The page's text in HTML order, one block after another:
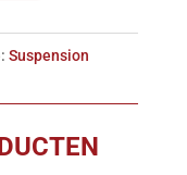
Suspension